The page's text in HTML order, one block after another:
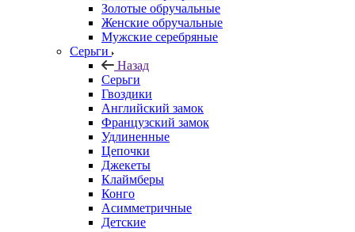
Золотые обручальные
Женские обручальные
Мужские серебряные
Серьги
Назад
Серьги
Гвоздики
Английский замок
Французский замок
Удлиненные
Цепочки
Джекеты
Клаймберы
Конго
Асимметричные
Детские